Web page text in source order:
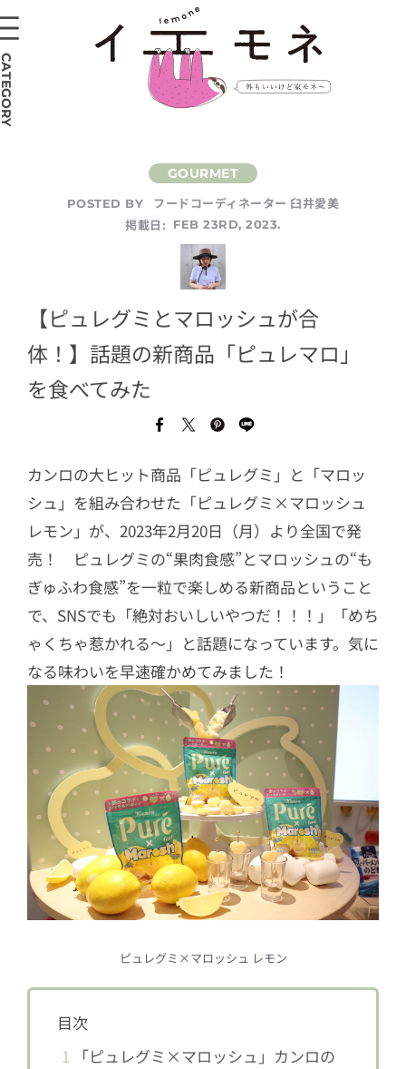
POSTED BY
フードコーディネーター 臼井愛美
掲載日:
FEB 23RD, 2023.
【ピュレグミとマロッシュが合
体！】話題の新商品「ピュレマロ」
を食べてみた
カンロの大ヒット商品「ピュレグミ」と「マロッ
シュ」を組み合わせた「ピュレグミ×マロッシュ
レモン」が、2023年2月20日（月）より全国で発
売！ ピュレグミの“果肉食感”とマロッシュの“も
ぎゅふわ食感”を一粒で楽しめる新商品ということ
で、SNSでも「絶対おいしいやつだ！！！」「めち
ゃくちゃ惹かれる〜」と話題になっています。気に
なる味わいを早速確かめてみました！
ピュレグミ×マロッシュ レモン
目次
1 「ピュレグミ×マロッシュ」カンロの